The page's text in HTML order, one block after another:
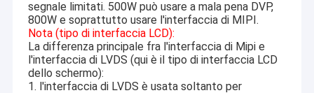
Modulo della macchina fotografica di riconoscimento di
modulo del webcam del computer portatile
1MP Camera Module
segnale limitati. 500W può usare a mala pena DVP,
800W e soprattutto usare l'interfaccia di MIPI.
Nota (tipo di interfaccia LCD):
La differenza principale fra l'interfaccia di Mipi e
l'interfaccia di LVDS (qui è il tipo di interfaccia LCD
dello schermo):
1. l'interfaccia di LVDS è usata soltanto per